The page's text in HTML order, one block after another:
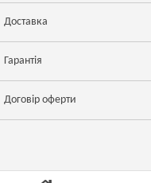
Доставка
Гарантія
Договір оферти